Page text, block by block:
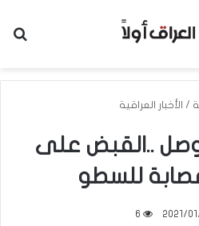
/ الأخبار العراقية
..القبض على
للسطو
2021/
6